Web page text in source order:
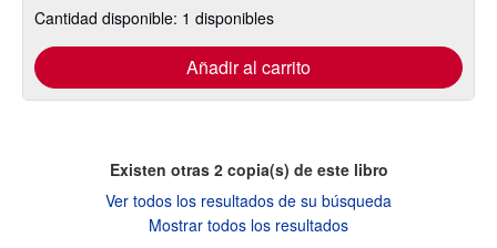
Cantidad disponible: 1 disponibles
Añadir al carrito
Existen otras 2copia(s) de este libro
Ver todos los resultados de su búsqueda
Mostrar todos los resultados